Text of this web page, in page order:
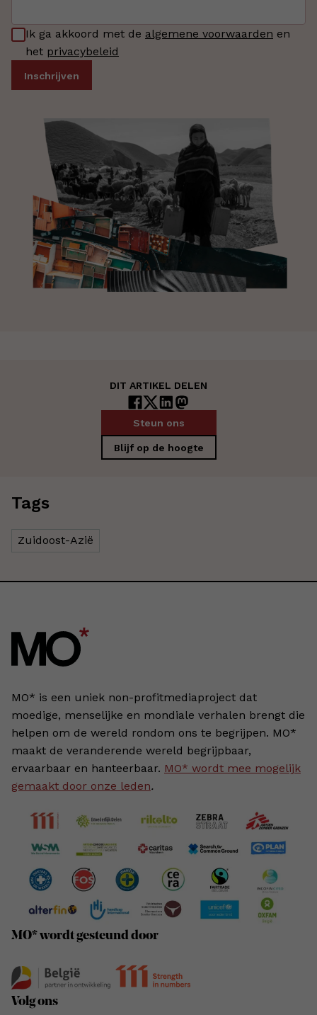
Ik ga akkoord met de algemene voorwaarden en
het privacybeleid
DIT ARTIKEL DELEN
Steun ons
Blijf op de hoogte
Tags
Zuidoost-Azië
MO* is een uniek non-profitmediaproject dat
moedige, menselijke en mondiale verhalen brengt die
helpen om de wereld rondom ons te begrijpen. MO*
maakt de veranderende wereld begrijpbaar,
ervaarbaar en hanteerbaar. MO* wordt mee mogelijk
gemaakt door onze leden.
MO* wordt gesteund door
Volg ons